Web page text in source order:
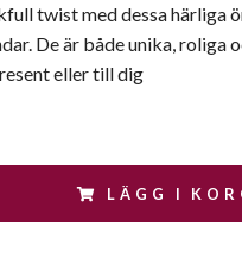
twist med dessa härliga
De är både unika, roliga
eller till dig
LÄGG I